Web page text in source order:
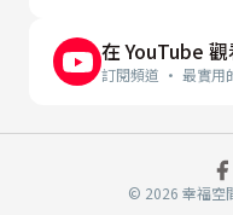
在 YouTube
訂閱頻道 · 最實用
© 2026 幸福空